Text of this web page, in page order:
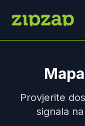
Provjerite
signala